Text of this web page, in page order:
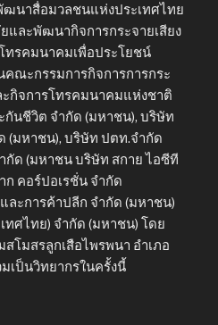
นาสื่อมวลชนแห่งประเทศไทย
และพัฒนากิจการกระจายเสียง
ทรคมนาคมเพื่อประโยชน์
คณะกรรมการกิจการการกระ
ะกิจการโทรคมนาคมแห่งชาติ
กันชีวิต จำกัด (มหาชน), บริษัท
(มหาชน), บริษัท ปตท.จำกัด
กัด (มหาชน บริษัท สกาย ไอซีที
ก คอร์ปอเรชั่น จำกัด
ะการค้าปลีก จำกัด (มหาชน)
ทศไทย) จำกัด (มหาชน) โดย
โมสรลูกเสือไพรพนา อำเภอ
เป็นวิทยากรในครั้งนี้